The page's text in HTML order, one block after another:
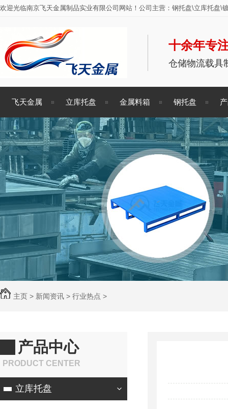
欢迎光临南京飞天金属制品实业有限公司网站！公司主营：钢托盘\立库托盘\
十余年专
仓储物流载具
飞天金属 立库托盘 金属料箱 钢托盘
主页 > 新闻资讯 > 行业热点 >
产品中心
PRODUCT CENTER
立库托盘